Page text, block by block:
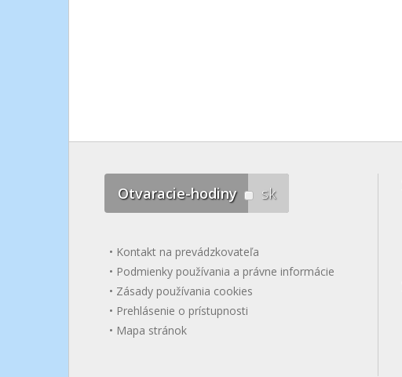
Otvaracie-hodiny sk
Kontakt na prevádzkovateľa
Podmienky používania a právne informácie
Zásady používania cookies
Prehlásenie o prístupnosti
Mapa stránok